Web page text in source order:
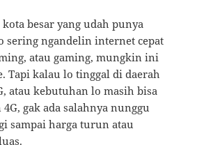
besar yang udah punya
sering ngandelin internet cepat
atau gaming, mungkin ini
Tapi kalau lo tinggal di daerah
atau kebutuhan lo masih bisa
gak ada salahnya nunggu
sampai harga turun atau